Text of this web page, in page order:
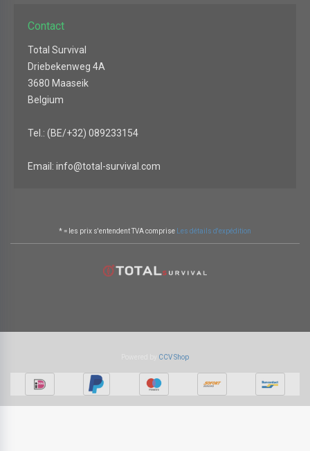
Contact
Total Survival
Driebekenweg 4A
3680 Maaseik
Belgium
Tel.: (BE/+32) 089233154
Email: info@total-survival.com
* = les prix s'entendent TVA comprise Les détails d'expédition
CCV Shop